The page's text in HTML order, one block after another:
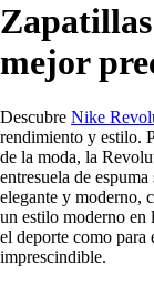
mejor
Descubre Nike
rendimiento y estilo.
de la moda, la
entresuela de
elegante y moderno,
un estilo moderno en
el deporte como
imprescindible.